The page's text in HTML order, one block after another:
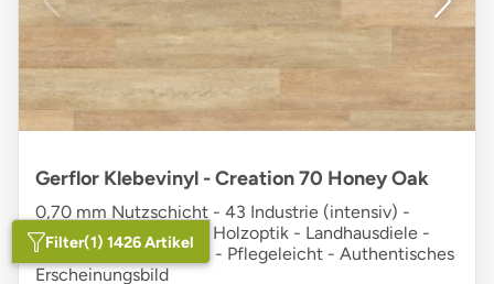
Gerflor Klebevinyl - Creation 70 Honey Oak
0,70 mm Nutzschicht - 43 Industrie (intensiv) -
Vollvinyl - Microfase - Holzoptik - Landhausdiele -
hellbraun - Rutschfest - Pflegeleicht - Authentisches
Erscheinungsbild
Filter(1) 1426 Artikel